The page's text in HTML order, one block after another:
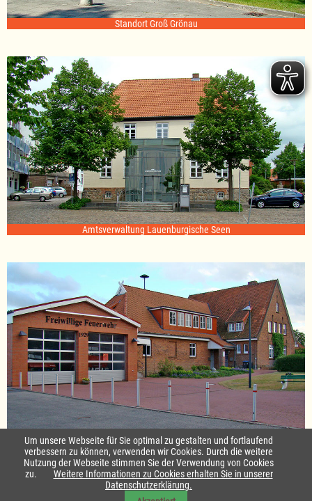
Standort Groß Grönau
Amtsverwaltung Lauenburgische Seen
Standort Sterley
Startseite|Kontakt
Impressum & Datenschutz|Barrierefreiheit
Um unsere Webseite für Sie optimal zu gestalten und fortlaufend
verbessern zu können, verwenden wir Cookies. Durch die weitere
Nutzung der Webseite stimmen Sie der Verwendung von Cookies
zu.
Weitere Informationen zu Cookies erhalten Sie in unserer
Datenschutzerklärung.